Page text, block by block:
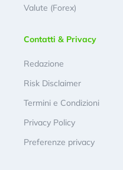
Valute (Forex)
Contatti & Privacy
Redazione
Risk Disclaimer
Termini e Condizioni
Privacy Policy
Preferenze privacy